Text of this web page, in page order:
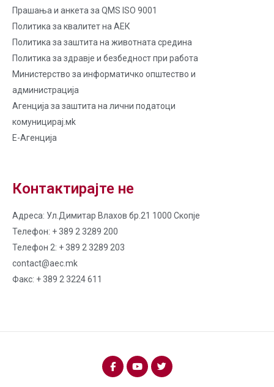
Прашања и анкета за QMS ISO 9001
Политика за квалитет на AЕК
Политика за заштита на животната средина
Политика за здравје и безбедност при работа
Министерство за информатичко општество и
администрација
Агенција за заштита на лични податоци
комуницирај.мk
Е-Агенција
Контактирајте не
Адреса: Ул.Димитар Влахов бр.21 1000 Скопје
Телефон: + 389 2 3289 200
Телефон 2: + 389 2 3289 203
contact@aec.mk
Факс: + 389 2 3224 611